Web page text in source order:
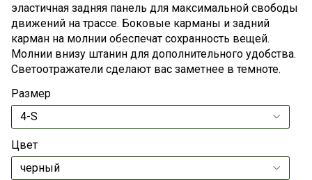
эластичная задняя панель для максимальной свободы
движений на трассе. Боковые карманы и задний
карман на молнии обеспечат сохранность вещей.
Молнии внизу штанин для дополнительного удобства.
Светоотражатели сделают вас заметнее в темноте.
Размер
Цвет